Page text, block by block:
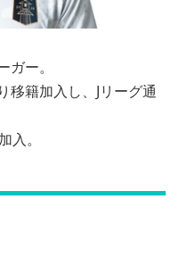
ー。
移籍加入し、Jリーグ通
入。